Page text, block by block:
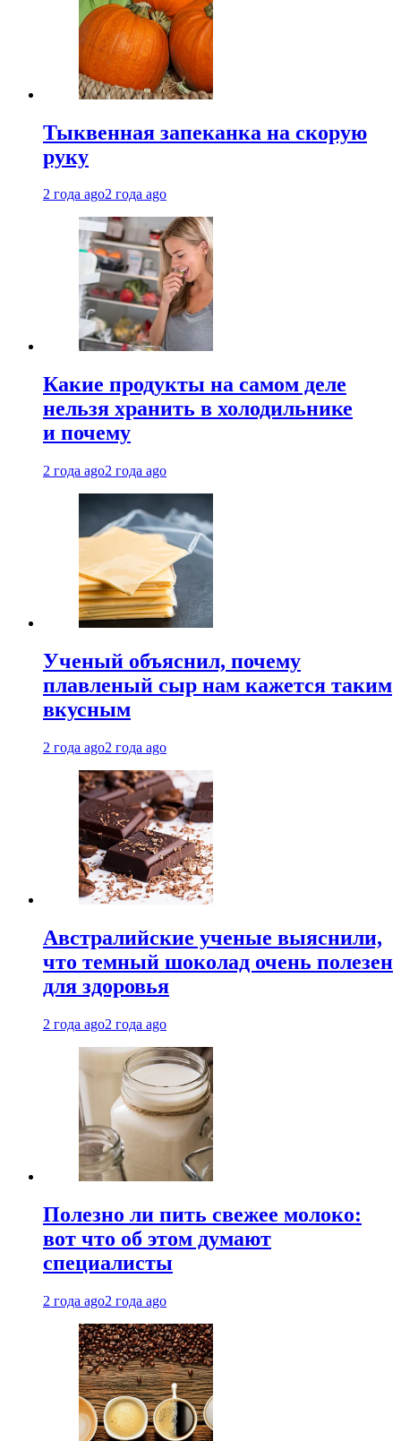
Тыквенная запеканка на скорую
руку
2 года ago2 года ago
Какие продукты на самом деле
нельзя хранить в холодильнике
и почему
2 года ago2 года ago
Ученый объяснил, почему
плавленый сыр нам кажется таким
вкусным
2 года ago2 года ago
Австралийские ученые выяснили,
что темный шоколад очень полезен
для здоровья
2 года ago2 года ago
Полезно ли пить свежее молоко:
вот что об этом думают
специалисты
2 года ago2 года ago